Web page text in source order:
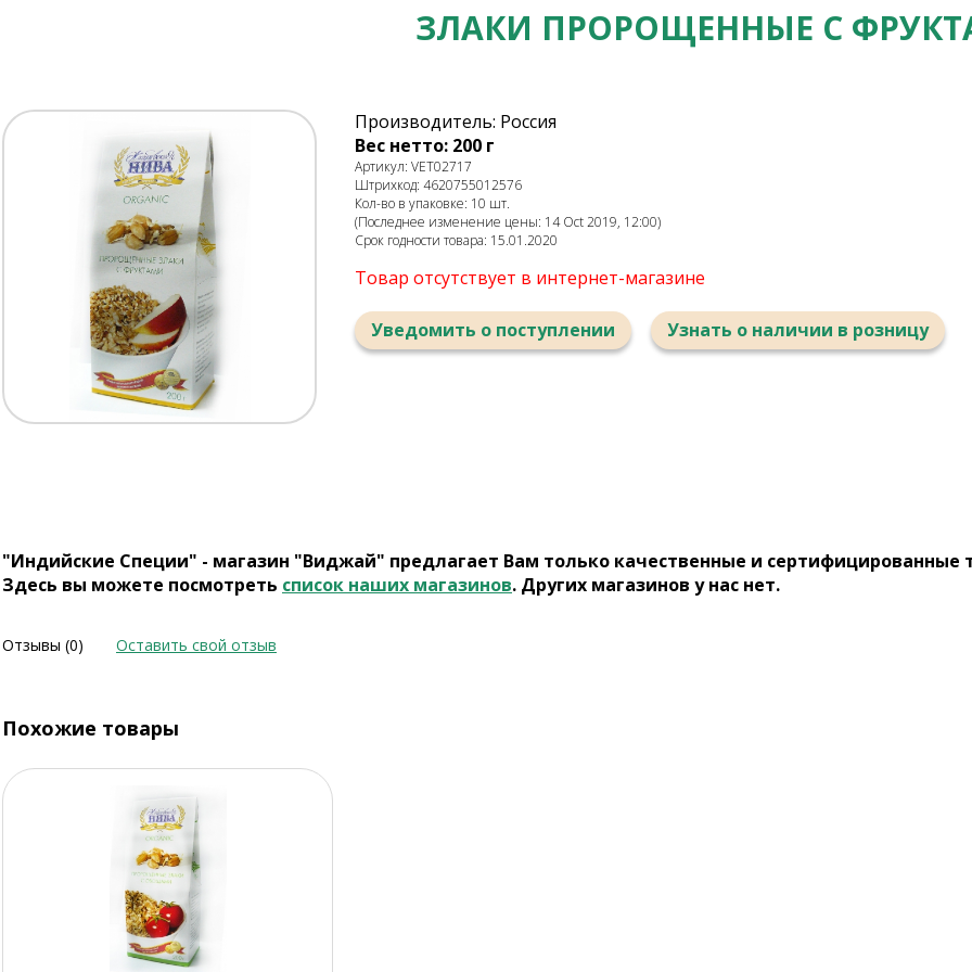
ЗЛАКИ ПРОРОЩЕННЫЕ С
Производитель: Россия
Вес нетто: 200 г
Артикул: VET02717
Штрихкод: 4620755012576
Кол-во в упаковке: 10 шт.
(Последнее изменение цены: 14 Oct 2019, 12:00)
Срок годности товара: 15.01.2020
Товар отсутствует в интернет-магазине
Уведомить о поступлении Узнать о наличии в розницу
"Индийские Специи" - магазин "Виджай" предлагает Вам только качественные и сертифицированные
Здесь вы можете посмотреть список наших магазинов. Других магазинов у нас нет.
Отзывы (0) Оставить свой отзыв
Похожие товары